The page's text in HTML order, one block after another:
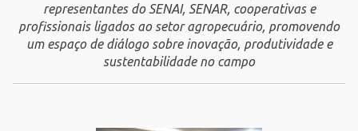
representantes do SENAI, SENAR, cooperativas e
profissionais ligados ao setor agropecuário, promovendo
um espaço de diálogo sobre inovação, produtividade e
sustentabilidade no campo